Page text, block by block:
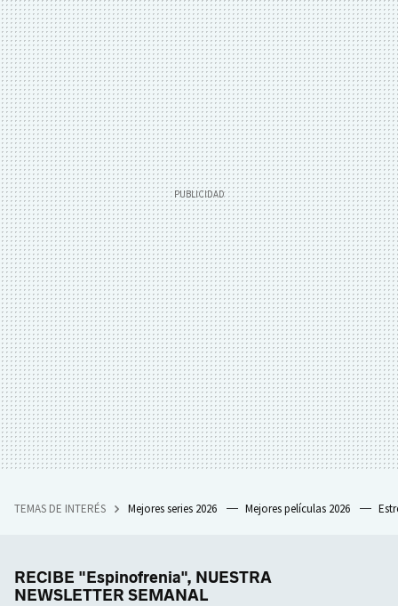
TEMAS DE INTERÉS Mejores series 2026 Mejores películas 2026
RECIBE "Espinofrenia", NUESTRA
NEWSLETTER SEMANAL